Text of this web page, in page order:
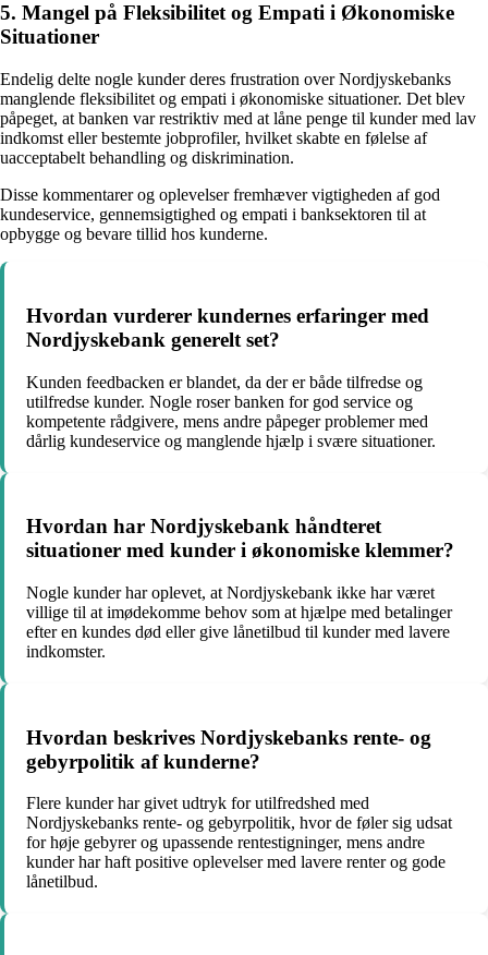
5. Mangel på Fleksibilitet og Empati i Økonomiske
Situationer
Endelig delte nogle kunder deres frustration over Nordjyskebanks
manglende fleksibilitet og empati i økonomiske situationer. Det blev
påpeget, at banken var restriktiv med at låne penge til kunder med lav
indkomst eller bestemte jobprofiler, hvilket skabte en følelse af
uacceptabelt behandling og diskrimination.
Disse kommentarer og oplevelser fremhæver vigtigheden af god
kundeservice, gennemsigtighed og empati i banksektoren til at
opbygge og bevare tillid hos kunderne.
Hvordan vurderer kundernes erfaringer med
Nordjyskebank generelt set?
Kunden feedbacken er blandet, da der er både tilfredse og
utilfredse kunder. Nogle roser banken for god service og
kompetente rådgivere, mens andre påpeger problemer med
dårlig kundeservice og manglende hjælp i svære situationer.
Hvordan har Nordjyskebank håndteret
situationer med kunder i økonomiske klemmer?
Nogle kunder har oplevet, at Nordjyskebank ikke har været
villige til at imødekomme behov som at hjælpe med betalinger
efter en kundes død eller give lånetilbud til kunder med lavere
indkomster.
Hvordan beskrives Nordjyskebanks rente- og
gebyrpolitik af kunderne?
Flere kunder har givet udtryk for utilfredshed med
Nordjyskebanks rente- og gebyrpolitik, hvor de føler sig udsat
for høje gebyrer og upassende rentestigninger, mens andre
kunder har haft positive oplevelser med lavere renter og gode
lånetilbud.